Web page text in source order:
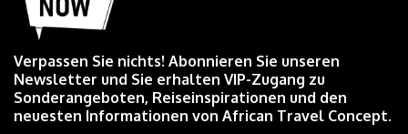
Verpassen Sie nichts! Abonnieren Sie unseren
Newsletter und Sie erhalten VIP-Zugang zu
Sonderangeboten, Reiseinspirationen und den
neuesten Informationen von African Travel Concept.